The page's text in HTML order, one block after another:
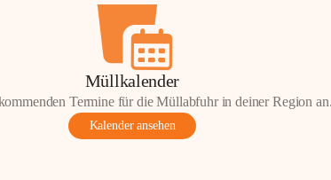
Müllkalender
Termine für die Müllabfuhr in deiner Region
Kalender ansehen